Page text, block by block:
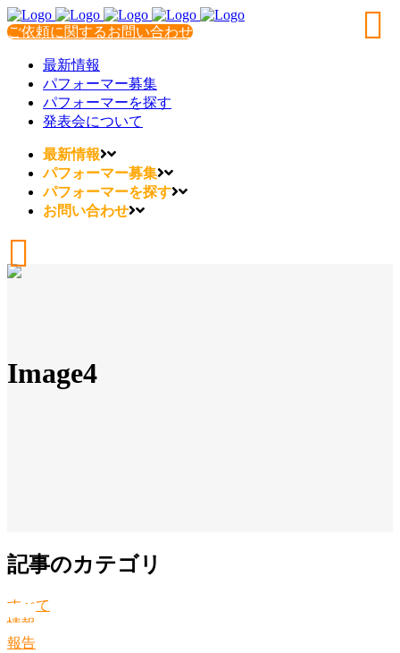
ご依頼に関するお問い合わせ
最新情報
パフォーマー募集
パフォーマーを探す
発表会について
最新情報
パフォーマー募集
パフォーマーを探す
お問い合わせ
Image4
記事のカテゴリ
すべて
情報
報告